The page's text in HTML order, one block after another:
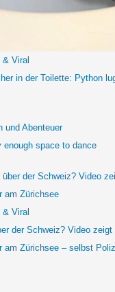
Viral
in der Toilette: Python
und Abenteuer
enough space to dance
Viral
der Schweiz? Video
am Zürichsee – selbst